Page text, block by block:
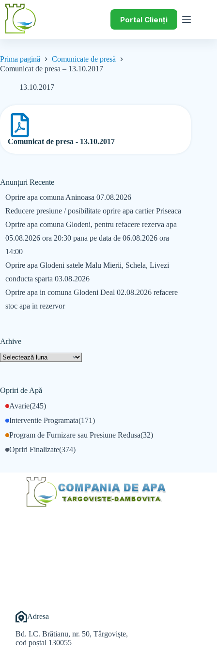
Portal Clienți
Prima pagină
Comunicate de presă
Comunicat de presa – 13.10.2017
13.10.2017
Comunicat de presa - 13.10.2017
Anunțuri Recente
Oprire apa comuna Aninoasa 07.08.2026
Reducere presiune / posibilitate oprire apa cartier Priseaca
Oprire apa comuna Glodeni, pentru refacere rezerva apa
05.08.2026 ora 20:30 pana pe data de 06.08.2026 ora
14:00
Oprire apa Glodeni satele Malu Mierii, Schela, Livezi
conducta sparta 03.08.2026
Oprire apa in comuna Glodeni Deal 02.08.2026 refacere
stoc apa in rezervor
Arhive
Opriri de Apă
Avarie(245)
Interventie Programata(171)
Opriri Finalizate(374)
Program de Furnizare sau Presiune Redusa(32)
Adresa
Bd. I.C. Brătianu, nr. 50, Târgoviște,
cod poștal 130055